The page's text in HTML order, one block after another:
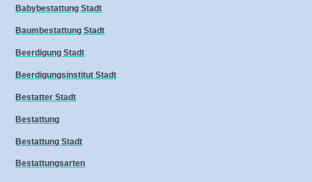
Babybestattung Stadt
Baumbestattung Stadt
Beerdigung Stadt
Beerdigungsinstitut Stadt
Bestatter Stadt
Bestattung
Bestattung Stadt
Bestattungsarten